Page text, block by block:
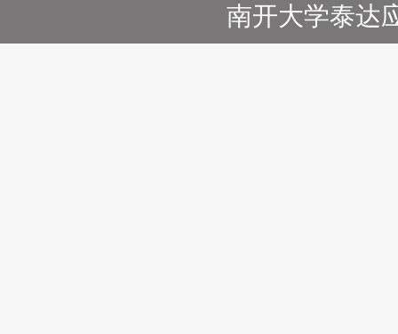
南开大学泰达